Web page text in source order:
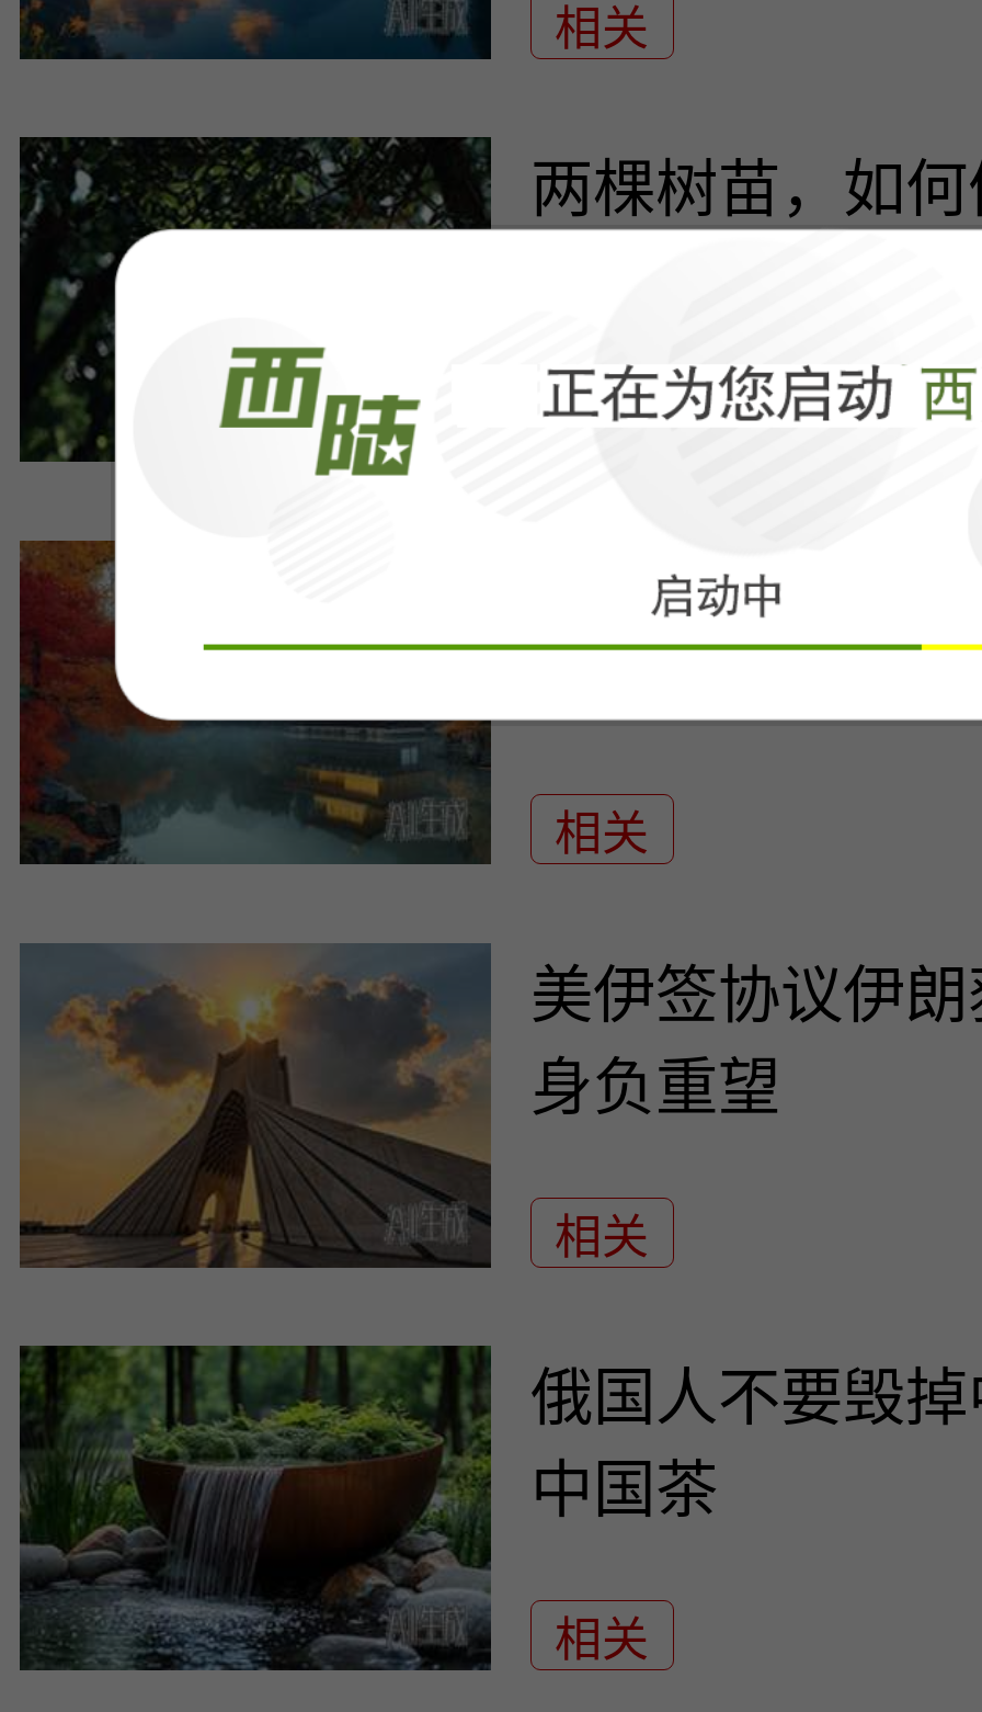
相关
两棵树苗，如
相关
少年护证：历
相关
美伊签协议伊
身负重望
相关
俄国人不要毁
中国茶
相关